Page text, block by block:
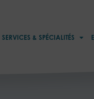
SERVICES & SPÉCIALITÉS